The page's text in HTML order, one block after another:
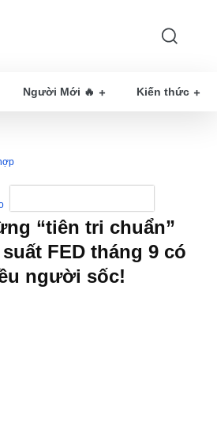
Người Mới 🔥 Kiến thức
“tiên tri chuẩn”
FED tháng 9 có
người sốc!